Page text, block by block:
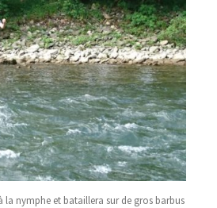
la nymphe et bataillera sur de gros barbus